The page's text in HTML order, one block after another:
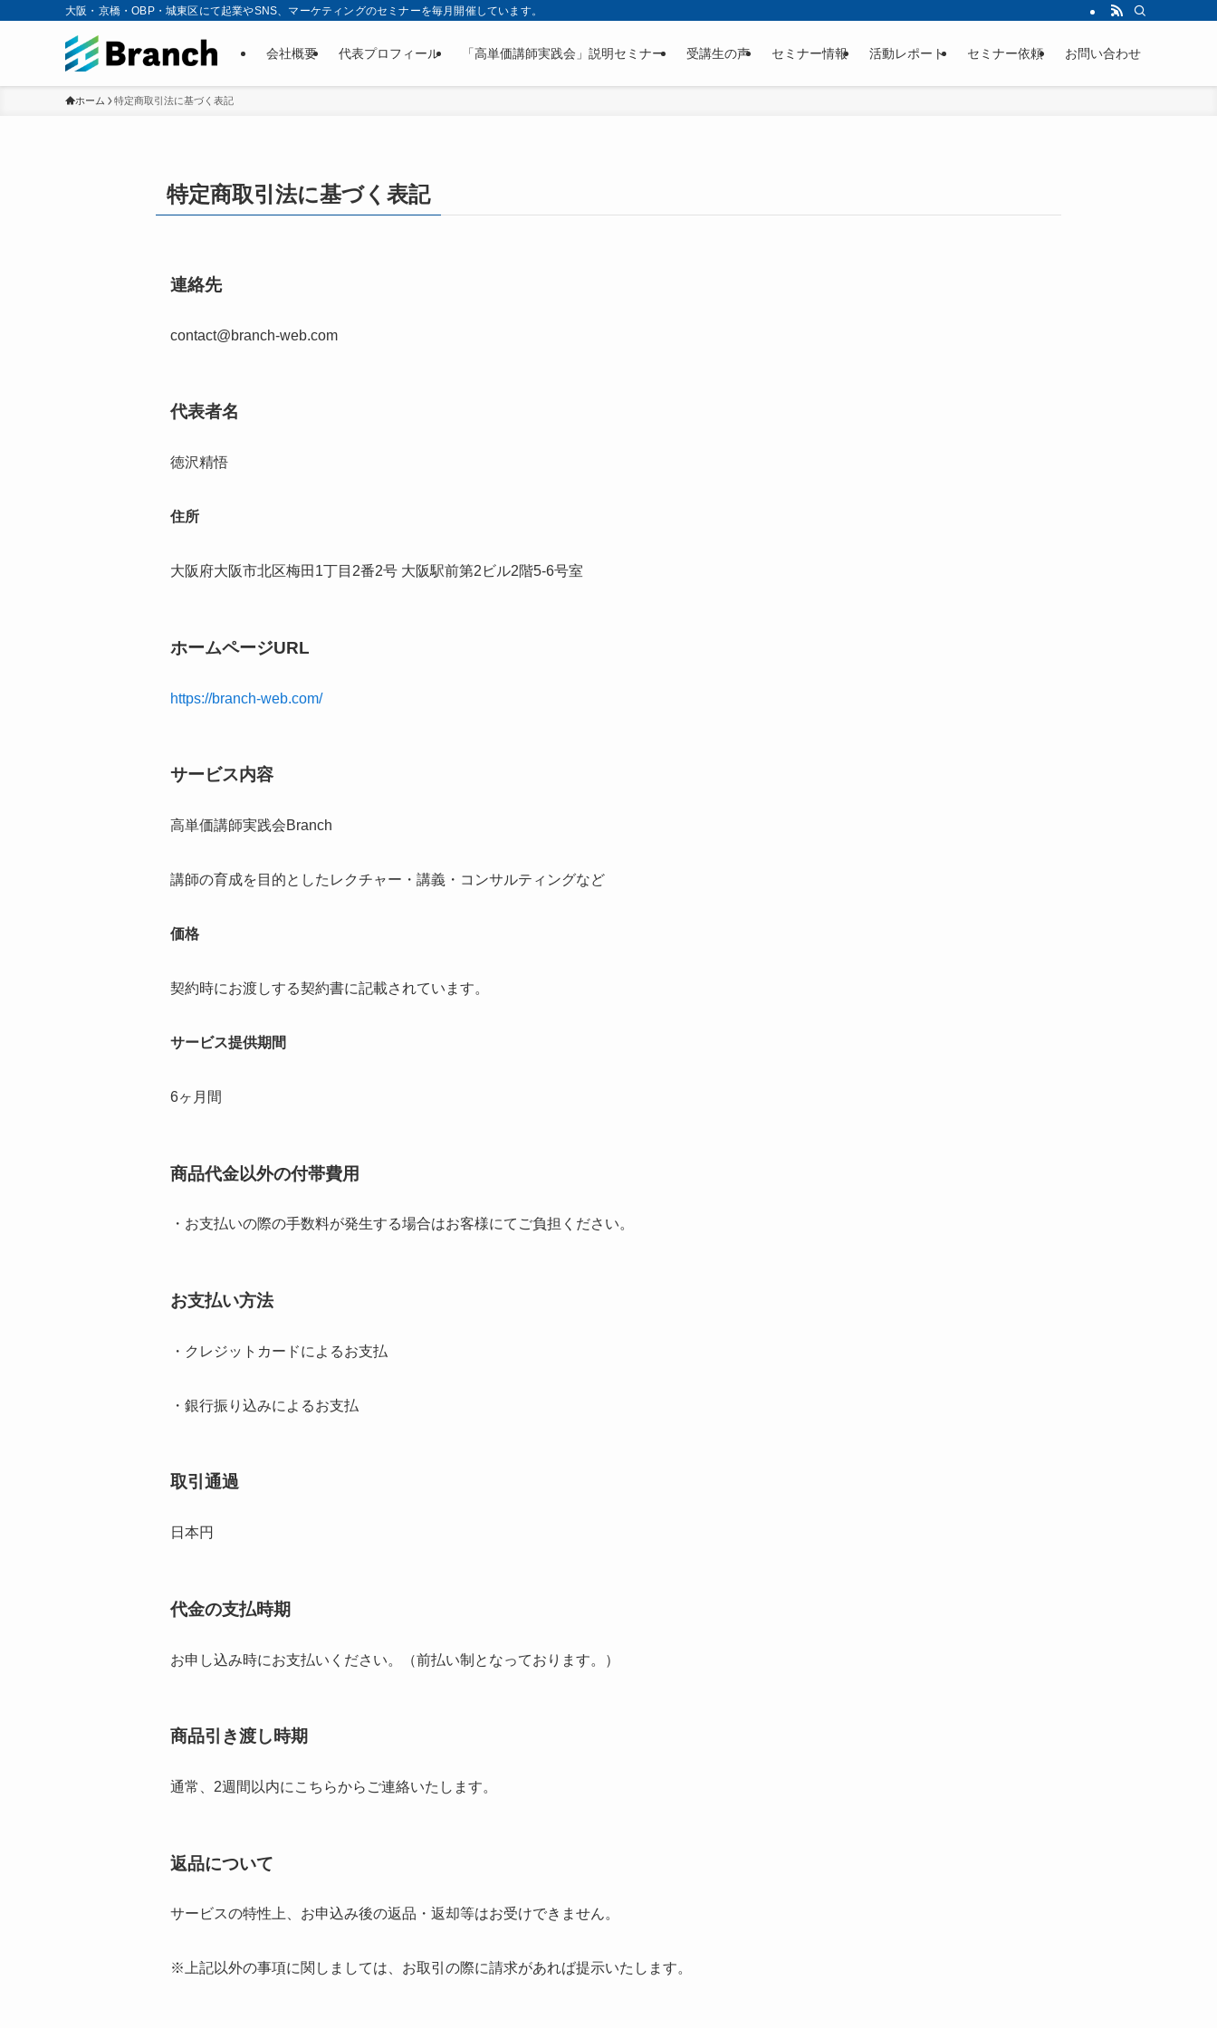
大阪・京橋・OBP・城東区にて起業やSNS、マーケティングのセミナーを毎月開催しています。
会社概要 代表プロフィール 「高単価講師実践会」説明セミナー 受講生の声 セミナー情報 活動レポート セミナー依頼 お問い合わせ
ホーム 特定商取引法に基づく表記
特定商取引法に基づく表記
連絡先
contact@branch-web.com
代表者名
徳沢精悟
住所
大阪府大阪市北区梅田1丁目2番2号 大阪駅前第2ビル2階5-6号室
ホームページURL
https://branch-web.com/
サービス内容
高単価講師実践会Branch
講師の育成を目的としたレクチャー・講義・コンサルティングなど
価格
契約時にお渡しする契約書に記載されています。
サービス提供期間
6ヶ月間
商品代金以外の付帯費用
・お支払いの際の手数料が発生する場合はお客様にてご負担ください。
お支払い方法
・クレジットカードによるお支払
・銀行振り込みによるお支払
取引通過
日本円
代金の支払時期
お申し込み時にお支払いください。（前払い制となっております。）
商品引き渡し時期
通常、2週間以内にこちらからご連絡いたします。
返品について
サービスの特性上、お申込み後の返品・返却等はお受けできません。
※上記以外の事項に関しましては、お取引の際に請求があれば提示いたします。